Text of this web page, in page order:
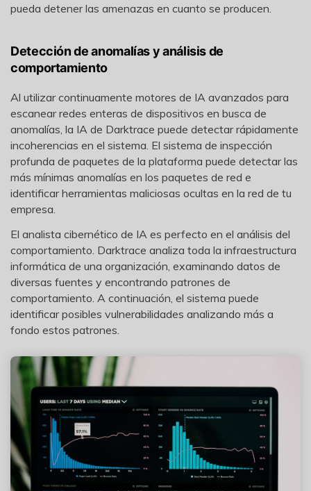
pueda detener las amenazas en cuanto se producen.
Detección de anomalías y análisis de
comportamiento
Al utilizar continuamente motores de IA avanzados para
escanear redes enteras de dispositivos en busca de
anomalías, la IA de Darktrace puede detectar rápidamente
incoherencias en el sistema. El sistema de inspección
profunda de paquetes de la plataforma puede detectar las
más mínimas anomalías en los paquetes de red e
identificar herramientas maliciosas ocultas en la red de tu
empresa.
El analista cibernético de IA es perfecto en el análisis del
comportamiento. Darktrace analiza toda la infraestructura
informática de una organización, examinando datos de
diversas fuentes y encontrando patrones de
comportamiento. A continuación, el sistema puede
identificar posibles vulnerabilidades analizando más a
fondo estos patrones.